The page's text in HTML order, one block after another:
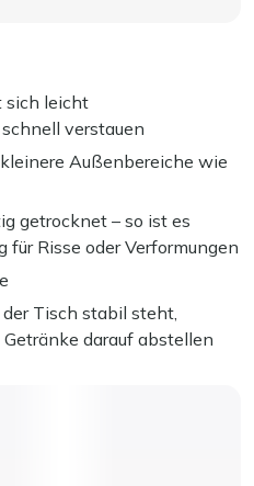
sich leicht
verstauen
Außenbereiche wie
getrocknet – so ist es
Risse oder Verformungen
Tisch stabil steht,
darauf abstellen